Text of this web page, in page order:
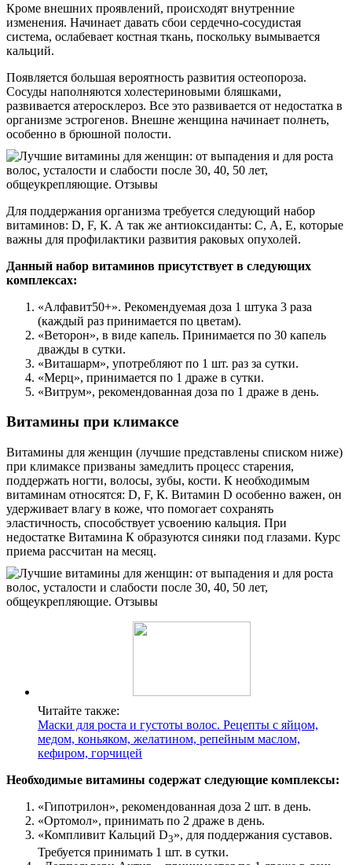
Кроме внешних проявлений, происходят внутренние
изменения. Начинает давать сбои сердечно-сосудистая
система, ослабевает костная ткань, поскольку вымывается
кальций.
Появляется большая вероятность развития остеопороза.
Сосуды наполняются холестериновыми бляшками,
развивается атеросклероз. Все это развивается от недостатка в
организме эстрогенов. Внешне женщина начинает полнеть,
особенно в брюшной полости.
Для поддержания организма требуется следующий набор
витаминов: D, F, К. А так же антиоксиданты: С, А, Е, которые
важны для профилактики развития раковых опухолей.
Данный набор витаминов присутствует в следующих
комплексах:
«Алфавит50+». Рекомендуемая доза 1 штука 3 раза
(каждый раз принимается по цветам).
«Веторон», в виде капель. Принимается по 30 капель
дважды в сутки.
«Виташарм», употребляют по 1 шт. раз за сутки.
«Мерц», принимается по 1 драже в сутки.
«Витрум», рекомендованная доза по 1 драже в день.
Витамины при климаксе
Витамины для женщин (лучшие представлены списком ниже)
при климаксе призваны замедлить процесс старения,
поддержать ногти, волосы, зубы, кости. К необходимым
витаминам относятся: D, F, К. Витамин D особенно важен, он
удерживает влагу в коже, что помогает сохранять
эластичность, способствует усвоению кальция. При
недостатке Витамина К образуются синяки под глазами. Курс
приема рассчитан на месяц.
Читайте также:
Маски для роста и густоты волос. Рецепты с яйцом,
медом, коньяком, желатином, репейным маслом,
кефиром, горчицей
Необходимые витамины содержат следующие комплексы:
«Гипотрилон», рекомендованная доза 2 шт. в день.
«Ортомол», принимать по 2 драже в день.
«Компливит Кальций D3», для поддержания суставов.
Требуется принимать 1 шт. в сутки.